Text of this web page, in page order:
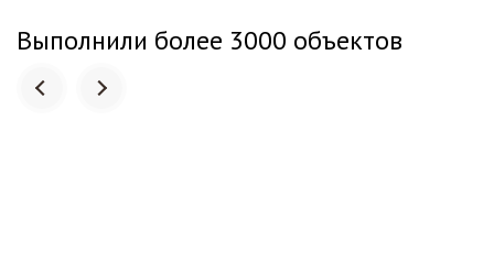
Выполнили более 3000 объектов